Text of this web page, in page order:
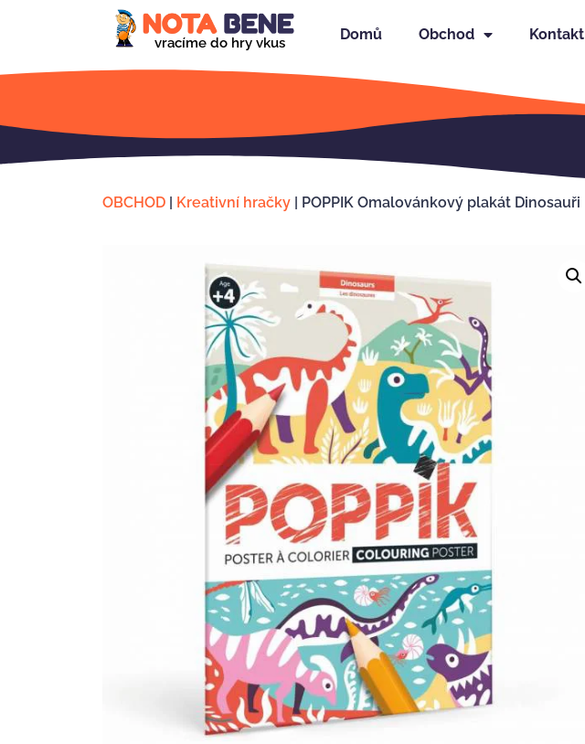
vracíme do hry vkus
Domů Obchod Kontakt
OBCHOD | Kreativní hračky | POPPIK Omalovánkový plakát Dinosauři